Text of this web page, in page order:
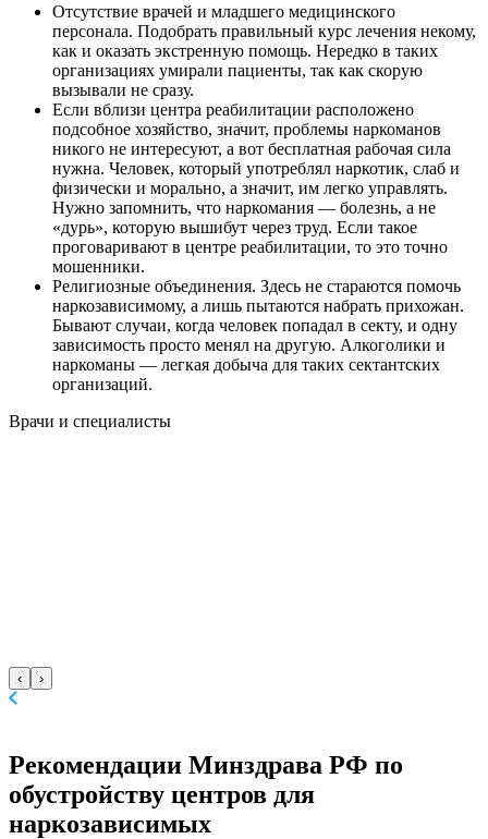
Отсутствие врачей и младшего медицинского
персонала. Подобрать правильный курс лечения некому,
как и оказать экстренную помощь. Нередко в таких
организациях умирали пациенты, так как скорую
вызывали не сразу.
Если вблизи центра реабилитации расположено
подсобное хозяйство, значит, проблемы наркоманов
никого не интересуют, а вот бесплатная рабочая сила
нужна. Человек, который употреблял наркотик, слаб и
физически и морально, а значит, им легко управлять.
Нужно запомнить, что наркомания — болезнь, а не
«дурь», которую вышибут через труд. Если такое
проговаривают в центре реабилитации, то это точно
мошенники.
Религиозные объединения. Здесь не стараются помочь
наркозависимому, а лишь пытаются набрать прихожан.
Бывают случаи, когда человек попадал в секту, и одну
зависимость просто менял на другую. Алкоголики и
наркоманы — легкая добыча для таких сектантских
организаций.
Врачи и специалисты
‹ ›
Рекомендации Минздрава РФ по
обустройству центров для
наркозависимых